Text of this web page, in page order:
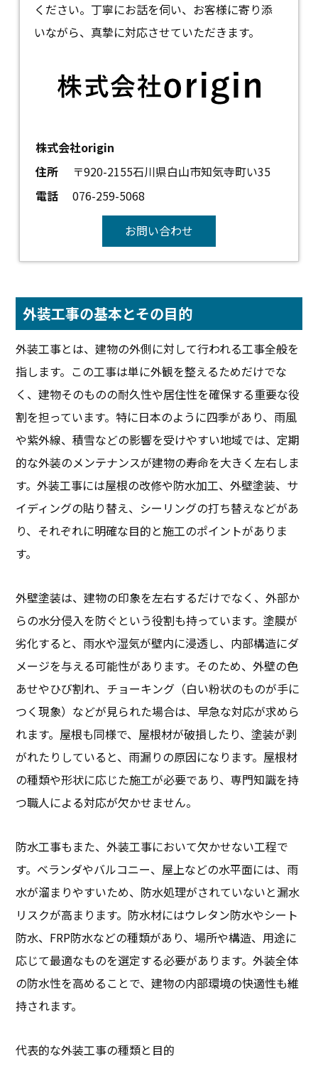
ください。丁寧にお話を伺い、お客様に寄り添
いながら、真摯に対応させていただきます。
株式会社origin
住所
〒920-2155石川県白山市知気寺町い35
電話
076-259-5068
お問い合わせ
外装工事の基本とその目的
外装工事とは、建物の外側に対して行われる工事全般を
指します。この工事は単に外観を整えるためだけでな
く、建物そのものの耐久性や居住性を確保する重要な役
割を担っています。特に日本のように四季があり、雨風
や紫外線、積雪などの影響を受けやすい地域では、定期
的な外装のメンテナンスが建物の寿命を大きく左右しま
す。外装工事には屋根の改修や防水加工、外壁塗装、サ
イディングの貼り替え、シーリングの打ち替えなどがあ
り、それぞれに明確な目的と施工のポイントがありま
す。
外壁塗装は、建物の印象を左右するだけでなく、外部か
らの水分侵入を防ぐという役割も持っています。塗膜が
劣化すると、雨水や湿気が壁内に浸透し、内部構造にダ
メージを与える可能性があります。そのため、外壁の色
あせやひび割れ、チョーキング（白い粉状のものが手に
つく現象）などが見られた場合は、早急な対応が求めら
れます。屋根も同様で、屋根材が破損したり、塗装が剥
がれたりしていると、雨漏りの原因になります。屋根材
の種類や形状に応じた施工が必要であり、専門知識を持
つ職人による対応が欠かせません。
防水工事もまた、外装工事において欠かせない工程で
す。ベランダやバルコニー、屋上などの水平面には、雨
水が溜まりやすいため、防水処理がされていないと漏水
リスクが高まります。防水材にはウレタン防水やシート
防水、FRP防水などの種類があり、場所や構造、用途に
応じて最適なものを選定する必要があります。外装全体
の防水性を高めることで、建物の内部環境の快適性も維
持されます。
代表的な外装工事の種類と目的